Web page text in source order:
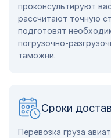
проконсультируют
рассчитают точную
подготовят
погрузочно-
таможни.
Сроки
Перевозка груза